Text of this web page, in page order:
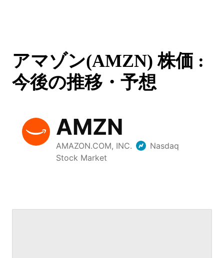
アマゾン(AMZN) 株価 :
今後の推移・予想